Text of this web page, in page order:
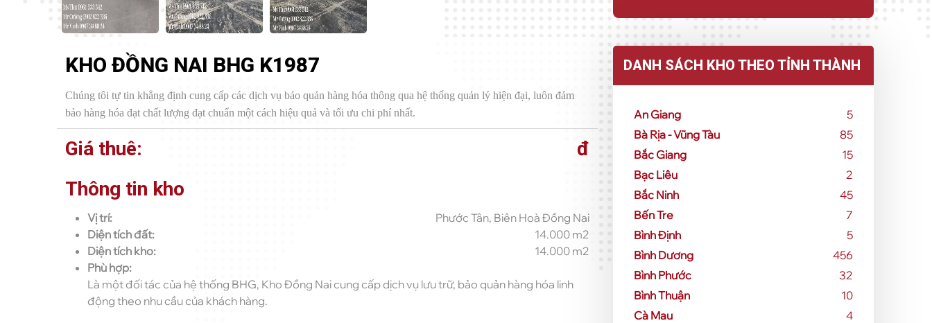
KHO ĐỒNG NAI BHG K1987
Chúng tôi tự tin khẳng định cung cấp các dịch vụ bảo quản hàng hóa thông qua hệ thống quản lý hiện đại, luôn đảm
bảo hàng hóa đạt chất lượng đạt chuẩn một cách hiệu quả và tối ưu chi phí nhất.
Giá thuê:
đ
Thông tin kho
Vị trí:
Phước Tân, Biên Hoà Đồng Nai
Diện tích đất:
14.000 m2
Diện tích kho:
14.000 m2
Phù hợp:
Là một đối tác của hệ thống BHG, Kho Đồng Nai cung cấp dịch vụ lưu trữ, bảo quản hàng hóa linh
động theo nhu cầu của khách hàng.
DANH SÁCH KHO THEO TỈNH THÀNH
An Giang
5
Bà Rịa - Vũng Tàu
85
Bắc Giang
15
Bạc Liêu
2
Bắc Ninh
45
Bến Tre
7
Bình Định
5
Bình Dương
456
Bình Phước
32
Bình Thuận
10
Cà Mau
4